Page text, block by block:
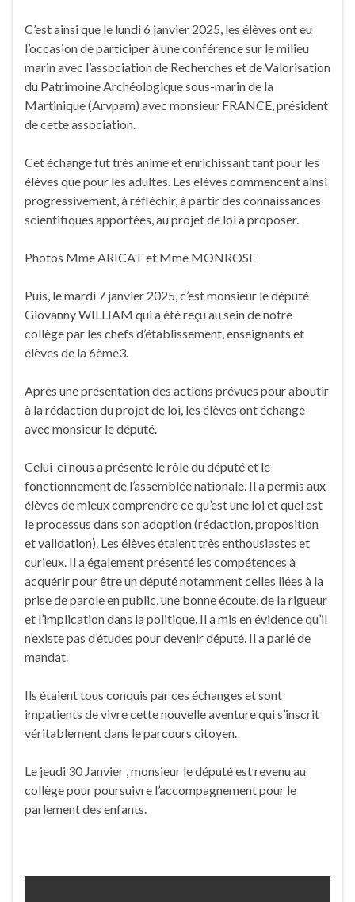
C’est ainsi que le lundi 6 janvier 2025, les élèves ont eu
l’occasion de participer à une conférence sur le milieu
marin avec l’association de Recherches et de Valorisation
du Patrimoine Archéologique sous-marin de la
Martinique (Arvpam) avec monsieur FRANCE, président
de cette association.
Cet échange fut très animé et enrichissant tant pour les
élèves que pour les adultes. Les élèves commencent ainsi
progressivement, à réfléchir, à partir des connaissances
scientifiques apportées, au projet de loi à proposer.
Photos Mme ARICAT et Mme MONROSE
Puis, le mardi 7 janvier 2025, c’est monsieur le député
Giovanny WILLIAM qui a été reçu au sein de notre
collège par les chefs d’établissement, enseignants et
élèves de la 6ème3.
Après une présentation des actions prévues pour aboutir
à la rédaction du projet de loi, les élèves ont échangé
avec monsieur le député.
Celui-ci nous a présenté le rôle du député et le
fonctionnement de l’assemblée nationale. Il a permis aux
élèves de mieux comprendre ce qu’est une loi et quel est
le processus dans son adoption (rédaction, proposition
et validation). Les élèves étaient très enthousiastes et
curieux. Il a également présenté les compétences à
acquérir pour être un député notamment celles liées à la
prise de parole en public, une bonne écoute, de la rigueur
et l’implication dans la politique. Il a mis en évidence qu’il
n’existe pas d’études pour devenir député. Il a parlé de
mandat.
Ils étaient tous conquis par ces échanges et sont
impatients de vivre cette nouvelle aventure qui s’inscrit
véritablement dans le parcours citoyen.
Le jeudi 30 Janvier , monsieur le député est revenu au
collège pour poursuivre l’accompagnement pour le
parlement des enfants.